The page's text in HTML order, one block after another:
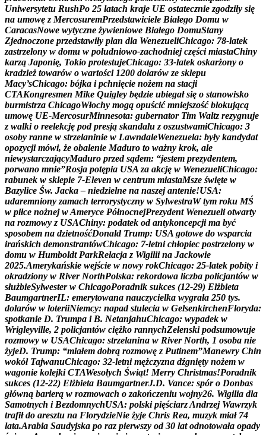
Uniwersytetu RushPo 25 latach kraje UE ostatecznie zgodziły się
na umowę z MercosuremPrzedstawiciele Białego Domu w
CaracasNowe wytyczne żywieniowe Białego DomuStany
Zjednoczone przedstawiły plan dla WenezueliChicago: 78-latek
zastrzelony w domu w południowo-zachodniej części miastaChiny
karzą Japonię, Tokio protestujeChicago: 33-latek oskarżony o
kradzież towarów o wartości 1200 dolarów ze sklepu
Macy’sChicago: bójka i pchnięcie nożem na stacji
CTAKongresmen Mike Quigley będzie ubiegał się o stanowisko
burmistrza ChicagoWłochy mogą opuścić mniejszość blokującą
umowę UE-MercosurMinnesota: gubernator Tim Waltz rezygnuje
z walki o reelekcję pod presją skandalu z oszustwamiChicago: 3
osoby ranne w strzelaninie w LawndaleWenezuela: były kandydat
opozycji mówi, że obalenie Maduro to ważny krok, ale
niewystarczającyMaduro przed sądem: “jestem prezydentem,
porwano mnie”Rosja potępia USA za akcję w WenezueliChicago:
rabunek w sklepie 7-Eleven w centrum miastaMsze święte w
Bazylice Św. Jacka – niedzielne na naszej antenie!USA:
udaremniony zamach terrorystyczny w SylwestraW tym roku MŚ
w piłce nożnej wAmeryce PółnocnejPrezydent Wenezueli otwarty
na rozmowy z USAChiny: podatek od antykoncepcji ma być
sposobem na dzietnośćDonald Trump: USA gotowe do wsparcia
irańskich demonstrantówChicago: 7-letni chłopiec postrzelony w
domu w Humboldt ParkRelacja z Wigilii na Jackowie
2025.Amerykańskie wejście w nowy rokChicago: 25-latek pobity i
okradziony w River NorthPolska: rekordowa liczba policjantów w
służbieSylwester w ChicagoPoradnik sukces (12-29) Elżbieta
BaumgartnerIL: emerytowana nauczycielka wygrała 250 tys.
dolarów w loteriiNiemcy: napad stulecia w GelsenkirchenFloryda:
spotkanie D. Trumpa i B. NetanjahuChicago: wypadek w
Wrigleyville, 2 policjantów ciężko rannychZełenski podsumowuje
rozmowy w USAChicago: strzelanina w River North, 1 osoba nie
żyjeD. Trump: “miałem dobrą rozmowę z Putinem”Manewry Chin
wokół TajwanuChicago: 32-letni mężczyzna dźgnięty nożem w
wagonie kolejki CTAWesołych Świąt! Merry Christmas!Poradnik
sukces (12-22) Elżbieta BaumgartnerJ.D. Vance: spór o Donbas
główną barierą w rozmowach o zakończeniu wojny26. Wigilia dla
Samotnych i BezdomnychUSA: polski pięściarzAndrzej Wawrzyk
trafił do aresztu na FlorydzieNie żyje Chris Rea, muzyk miał 74
lata.Arabia Saudyjska po raz pierwszy od 30 lat odnotowała opady